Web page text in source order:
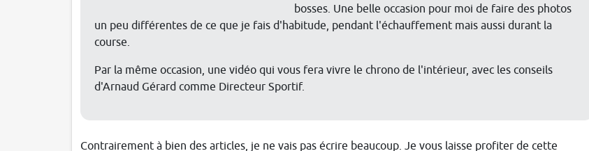
bosses. Une belle occasion pour moi de faire des photos
un peu différentes de ce que je fais d'habitude, pendant l'échauffement mais aussi durant la
course.
Par la même occasion, une vidéo qui vous fera vivre le chrono de l'intérieur, avec les conseils
d'Arnaud Gérard comme Directeur Sportif.
Contrairement à bien des articles, je ne vais pas écrire beaucoup. Je vous laisse profiter de cette